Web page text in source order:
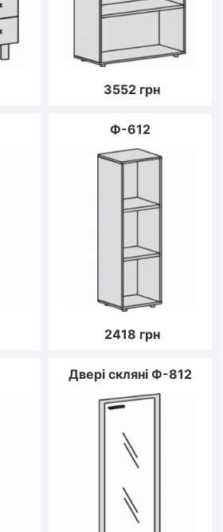
3552 грн
Ф-612
2418 грн
Двері скляні Ф-812